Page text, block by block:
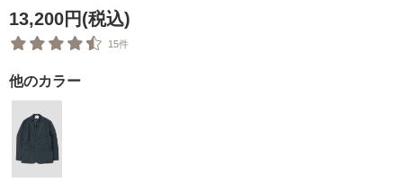
13,200円(税込)
15件
他のカラー